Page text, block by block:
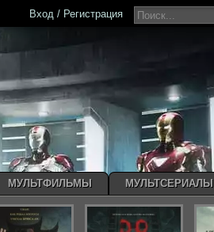
Вход / Регистрация
МУЛЬТФИЛЬМЫ МУЛЬТСЕРИАЛЫ